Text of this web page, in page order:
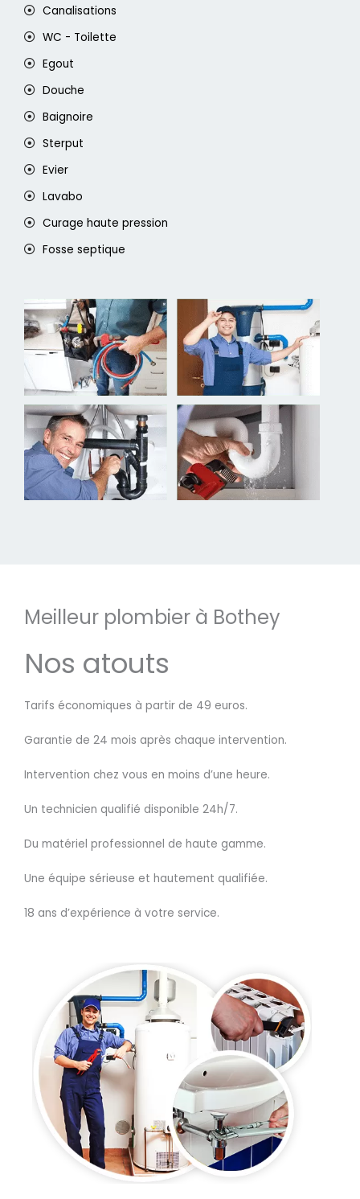
Canalisations
WC - Toilette
Egout
Douche
Baignoire
Sterput
Evier
Lavabo
Curage haute pression
Fosse septique
Meilleur plombier à Bothey
Nos atouts
Tarifs économiques à partir de 49 euros.
Garantie de 24 mois après chaque intervention.
Intervention chez vous en moins d’une heure.
Un technicien qualifié disponible 24h/7.
Du matériel professionnel de haute gamme.
Une équipe sérieuse et hautement qualifiée.
18 ans d’expérience à votre service.